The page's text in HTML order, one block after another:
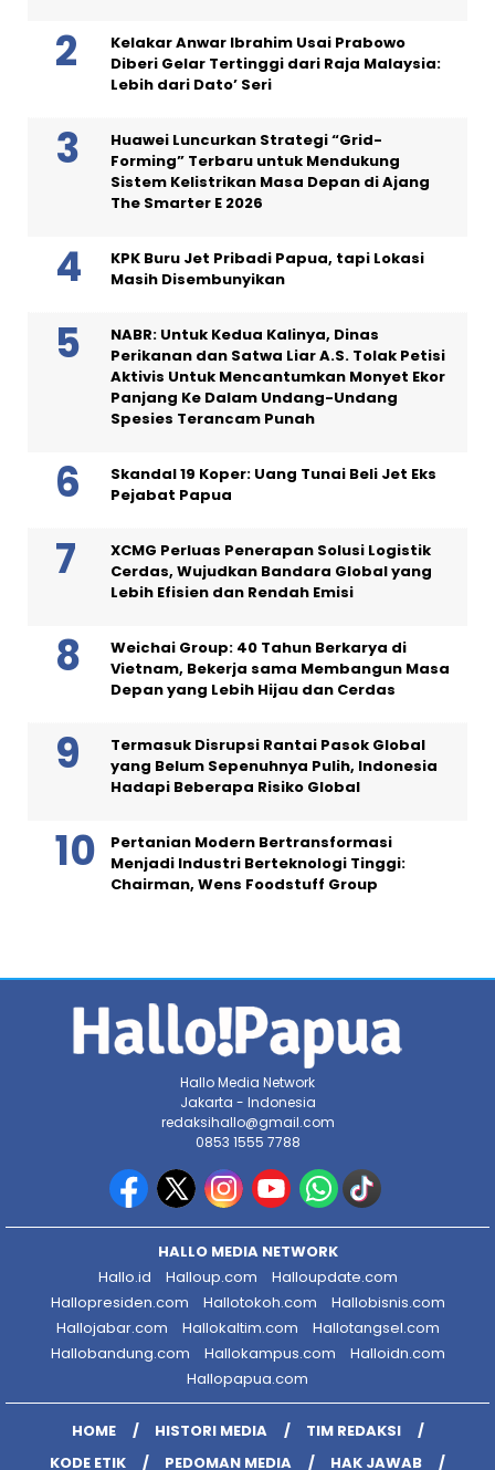
Kelakar Anwar Ibrahim Usai Prabowo
Diberi Gelar Tertinggi dari Raja Malaysia:
Lebih dari Dato’ Seri
Huawei Luncurkan Strategi “Grid-
Forming” Terbaru untuk Mendukung
Sistem Kelistrikan Masa Depan di Ajang
The Smarter E 2026
KPK Buru Jet Pribadi Papua, tapi Lokasi
Masih Disembunyikan
NABR: Untuk Kedua Kalinya, Dinas
Perikanan dan Satwa Liar A.S. Tolak Petisi
Aktivis Untuk Mencantumkan Monyet Ekor
Panjang Ke Dalam Undang-Undang
Spesies Terancam Punah
Skandal 19 Koper: Uang Tunai Beli Jet Eks
Pejabat Papua
XCMG Perluas Penerapan Solusi Logistik
Cerdas, Wujudkan Bandara Global yang
Lebih Efisien dan Rendah Emisi
Weichai Group: 40 Tahun Berkarya di
Vietnam, Bekerja sama Membangun Masa
Depan yang Lebih Hijau dan Cerdas
Termasuk Disrupsi Rantai Pasok Global
yang Belum Sepenuhnya Pulih, Indonesia
Hadapi Beberapa Risiko Global
Pertanian Modern Bertransformasi
Menjadi Industri Berteknologi Tinggi:
Chairman, Wens Foodstuff Group
Hallo Media Network
Jakarta - Indonesia
redaksihallo@gmail.com
0853 1555 7788
HALLO MEDIA NETWORK
Hallo.id
Halloup.com
Halloupdate.com
Hallopresiden.com
Hallotokoh.com
Hallobisnis.com
Hallojabar.com
Hallokaltim.com
Hallotangsel.com
Hallobandung.com
Hallokampus.com
Halloidn.com
Hallopapua.com
HOME HISTORI MEDIA
TIM REDAKSI
KODE ETIK
PEDOMAN MEDIA HAK JAWAB